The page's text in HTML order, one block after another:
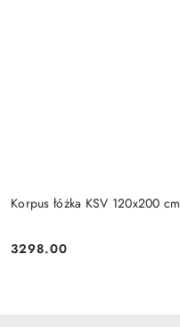
Korpus łóżka KSV 120x200 cm
Cena:
3298.00